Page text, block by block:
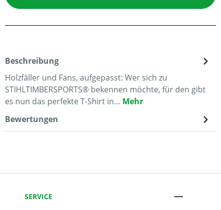
Beschreibung
Holzfäller und Fans, aufgepasst: Wer sich zu
STIHLTIMBERSPORTS® bekennen möchte, für den gibt
es nun das perfekte T-Shirt in… Mehr
Bewertungen
SERVICE